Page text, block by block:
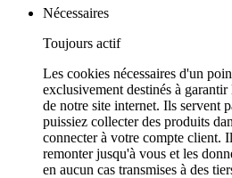
Nécessaires
Toujours actif
Les cookies nécessaires d'un
exclusivement destinés à
de notre site internet. Ils servent
puissiez collecter des produits
connecter à votre compte client.
remonter jusqu'à vous et les
en aucun cas transmises à des